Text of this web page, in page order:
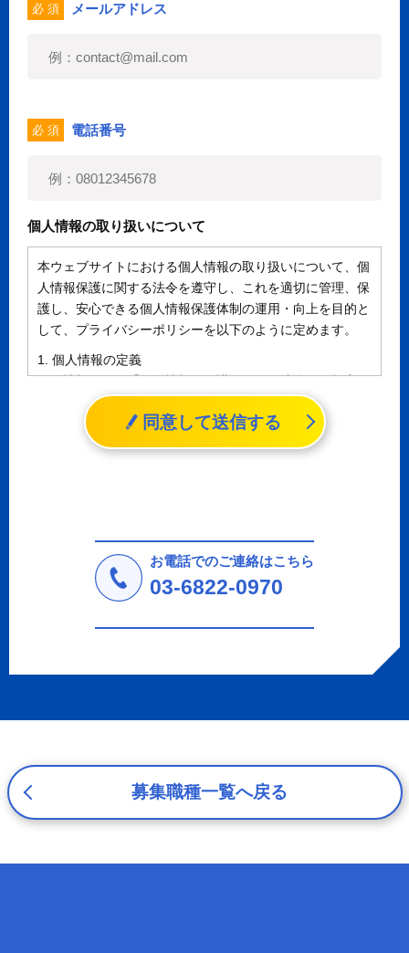
必 須 メールアドレス
必 須 電話番号
個人情報の取り扱いについて
本ウェブサイトにおける個人情報の取り扱いについて、個
人情報保護に関する法令を遵守し、これを適切に管理、保
護し、安心できる個人情報保護体制の運用・向上を目的と
して、プライバシーポリシーを以下のように定めます。
1. 個人情報の定義
個人情報とは、「個人情報の保護に関する法律」に規定さ
れる生存する個人に関する情報であって、氏名、生年月日
その他の記述等により特定の個人を識別することができる
情報（個人識別情報）を指します。
a.応募者等からのお問い合わせに対応・管理するため
b.本ウェブサイトにおけるサービスの提供・運用のため
3. プライバシー尊重
4. 法令等の遵守
応募者等の個人情報の取得、利用その他一切の取り扱いに
令、及び本プライバシーポリシーを遵守します。
同意して送信する
お電話でのご連絡はこちら
03-6822-0970
募集職種一覧へ戻る